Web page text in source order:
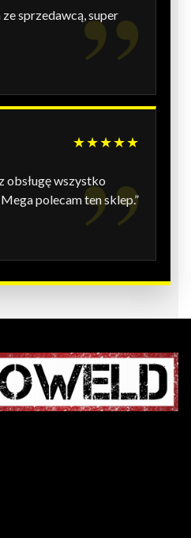
sprzedawcą, super
★★★★★
obsługę wszystko
polecam ten sklep.”